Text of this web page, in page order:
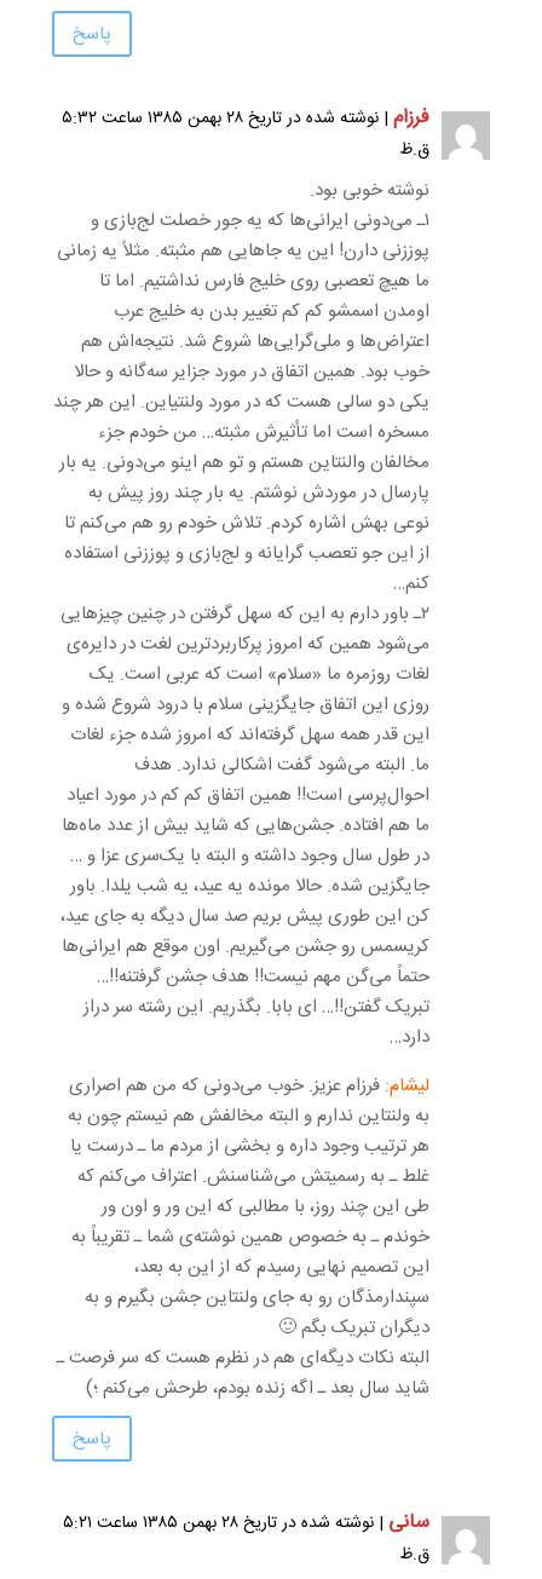
پاسخ
فرزام
| نوشته شده در تاریخ ۲۸ بهمن ۱۳۸۵ ساعت ۵:۳۲
ق.ظ
نوشته خوبی بود.
۱ـ می‌دونی ایرانی‌ها که یه جور خصلت لج‌بازی و
پوززنی دارن! این یه جاهایی هم مثبته. مثلاً یه زمانی
ما هیچ تعصبی روی خلیج فارس نداشتیم. اما تا
اومدن اسمشو کم کم تغییر بدن به خلیج عرب
اعتراض‌ها و ملی‌گرایی‌ها شروع شد. نتیجه‌اش هم
خوب بود. همین اتفاق در مورد جزایر سه‌گانه و حالا
یکی دو سالی هست که در مورد ولنتیاین. این هر چند
مسخره است اما تأثیرش مثبته… من خودم جزء
مخالفان والنتاین هستم و تو هم اینو می‌دونی. یه بار
پارسال در موردش نوشتم. یه بار چند روز پیش به
نوعی بهش اشاره کردم. تلاش خودم رو هم می‌کنم تا
از این جو تعصب گرایانه و لج‌بازی و پوززنی استفاده
کنم…
۲ـ باور دارم به این که سهل گرفتن در چنین چیزهایی
می‌شود همین که امروز پرکاربردترین لغت در دایره‌ی
لغات روزمره ما «سلام» است که عربی است. یک
روزی این اتفاق جایگزینی سلام با درود شروع شده و
این قدر همه سهل گرفته‌اند که امروز شده جزء لغات
ما. البته می‌شود گفت اشکالی ندارد. هدف
احوال‌پرسی است!! همین اتفاق کم کم در مورد اعیاد
ما هم افتاده. جشن‌هایی که شاید بیش از عدد ماه‌ها
در طول سال وجود داشته و البته با یک‌سری عزا و …
جایگزین شده. حالا مونده یه عید، یه شب یلدا. باور
کن این طوری پیش بریم صد سال دیگه به جای عید،
کریسمس رو جشن می‌گیریم. اون موقع هم ایرانی‌ها
حتماً می‌گن مهم نیست!! هدف جشن گرفتنه!!…
تبریک گفتن!!… ای بابا. بگذریم. این رشته سر دراز
دارد…
لیشام: فرزام عزیز. خوب می‌دونی که من هم اصراری
به ولنتاین ندارم و البته مخالفش هم نیستم چون به
هر ترتیب وجود داره و بخشی از مردم ما ـ درست یا
غلط ـ به رسمیتش می‌شناسنش. اعتراف می‌کنم که
طی این چند روز، با مطالبی که این ور و اون ور
خوندم ـ به خصوص همین نوشته‌ی شما ـ تقریباً به
این تصمیم نهایی رسیدم که از این به بعد،
سپندارمذگان رو به جای ولنتاین جشن بگیرم و به
دیگران تبریک بگم 🙂
البته نکات دیگه‌ای هم در نظرم هست که سر فرصت ـ
شاید سال بعد ـ اگه زنده بودم، طرحش می‌کنم ؛)
پاسخ
سانی
| نوشته شده در تاریخ ۲۸ بهمن ۱۳۸۵ ساعت ۵:۲۱
ق.ظ